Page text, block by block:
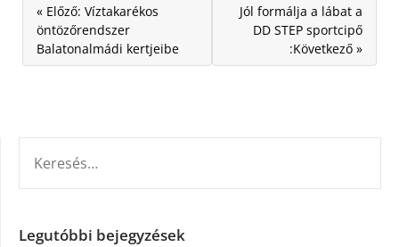
« Előző: Víztakarékos
öntözőrendszer
Balatonalmádi kertjeibe
Jól formálja a lábat a
DD STEP sportcipő
:Következő »
Legutóbbi bejegyzések